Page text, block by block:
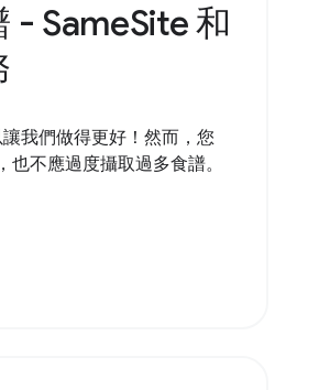
- SameSite 和
我們做得更好！然而，您
也不應過度攝取過多食譜。